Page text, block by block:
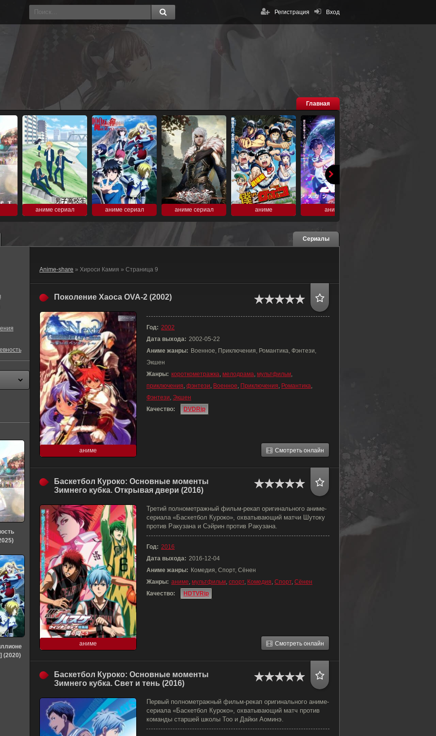
Вход
Регистрация
Главная
аниме сериал аниме сериал аниме сериал аниме аниме
Сериалы
Anime-share » Хироси Камия » Страница 9
Поколение Хаоса OVA-2 (2002)
аниме
Год: 2002
Дата выхода: 2002-05-22
Аниме жанры: Военное, Приключения, Романтика, Фэнтези,
Экшен
Жанры: короткометражка, мелодрама, мультфильм,
приключения, фэнтези, Военное, Приключения, Романтика,
Фэнтези, Экшен
Качество:
DVDRip
Смотреть онлайн
Баскетбол Куроко: Основные моменты
Зимнего кубка. Открывая двери (2016)
аниме
Третий полнометражный фильм-рекап оригинального аниме-
сериала «Баскетбол Куроко», охватывающий матчи Шутоку
против Ракузана и Сэйрин против Ракузана.
Год: 2016
Дата выхода: 2016-12-04
Аниме жанры: Комедия, Спорт, Сёнен
Жанры: аниме, мультфильм, спорт, Комедия, Спорт, Сёнен
Качество:
HDTVRip
Смотреть онлайн
Баскетбол Куроко: Основные моменты
Зимнего кубка. Свет и тень (2016)
Первый полнометражный фильм-рекап оригинального аниме-
сериала «Баскетбол Куроко», охватывающий матч против
команды старшей школы Тоо и Дайки Аоминэ.
(2020)